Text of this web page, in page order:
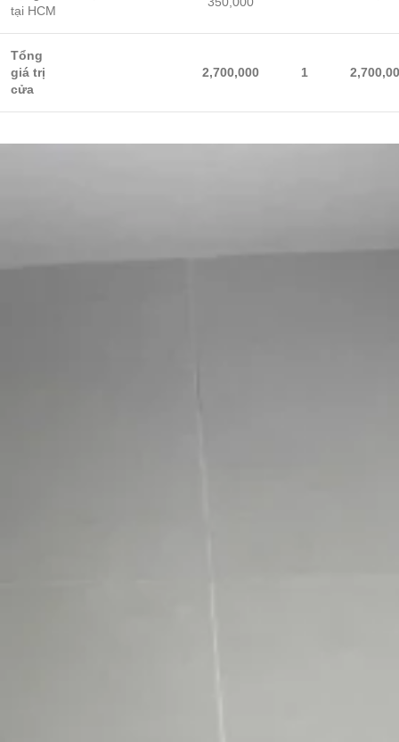
tại HCM
Tổng
giá trị
cửa
2,700,000 1